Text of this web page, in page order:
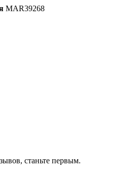
MAR39268
станьте первым.